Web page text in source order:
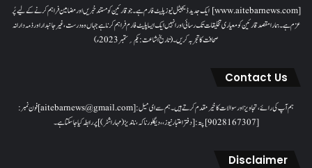
[www.aitebarnews.com] ایک جدید ڈیجیٹل نیوز پلیٹ فارم ہے۔ جو قارئین کو مستند خبریں اور مضامین فراہم کرنے کے لیے پُر
عزم ہے۔ ہمارا مقصدقارئین کو معیاری تخلیقات تک رسائی اور انہیں ایک ایسا پلیٹ فارم فراہم کرنا ہے جہاں وہ درست، غیر جانبدار اور ذمہ دارانہ
صحافت کا تجربہ کریں۔( تاریخ اشاعت : یکم؍ ستمبر 2023ء)
Contact Us
ہم آپ کی رائے، تجاویز اور سوالات کا خیرمقدم کرتے ہیں۔ ہم سےای میل: [aitebarnews@gmail.com]فون نمبر:
[9028167307]پتہ: [دفتر اعتبار نیوز، ، دیگلور ناکہ، ناندیڑ(مہاراشٹر) ] پر رابطہ کیا جاسکتا ہے۔
Disclaimer